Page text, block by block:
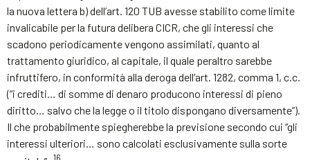
la nuova lettera b) dell’art. 120 TUB avesse stabilito come limite
invalicabile per la futura delibera CICR, che gli interessi che
scadono periodicamente vengono assimilati, quanto al
trattamento giuridico, al capitale, il quale peraltro sarebbe
infruttifero, in conformità alla deroga dell’art. 1282, comma 1, c.c.
(“i crediti… di somme di denaro producono interessi di pieno
diritto… salvo che la legge o il titolo dispongano diversamente”).
Il che probabilmente spiegherebbe la previsione secondo cui “gli
interessi ulteriori… sono calcolati esclusivamente sulla sorte